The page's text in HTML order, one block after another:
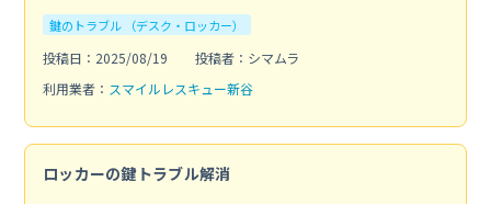
鍵のトラブル （デスク・ロッカー）
投稿日：2025/08/19
投稿者：シマムラ
利用業者： スマイルレスキュー新谷
ロッカーの鍵トラブル解消